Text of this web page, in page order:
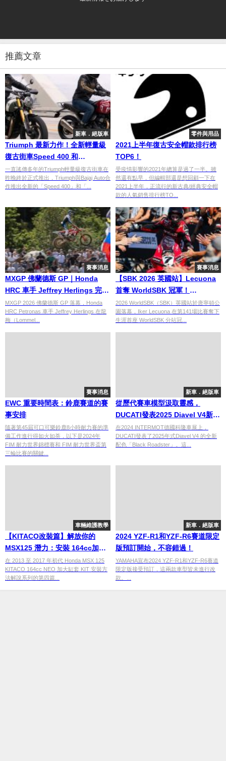
推薦文章
新車．絕版車
Triumph 最新力作！全新輕量級
復古街車Speed 400 和
Scrambler 400 X登場
一直謠傳多年的Triumph輕量級復古街車在
昨晚終於正式推出，Triumph與Bajaj Auto合
作推出全新的「Speed 400」和「...
零件與用品
2021上半年復古安全帽款排行榜
TOP6！
受疫情影響的2021年總算是過了一半。雖
然還有點早，但編輯部還是想回顧一下在
2021上半年，正流行的新古典/經典安全帽
款的人氣銷售排行榜TO...
賽事消息
MXGP 佛蘭德斯 GP｜Honda
HRC 車手 Jeffrey Herlings 完全
制霸封王！積分領先擴大至 104
分
MXGP 2026 佛蘭德斯 GP 落幕，Honda
HRC Petronas 車手 Jeffrey Herlings 在龍
梅（Lommel...
賽事消息
【SBK 2026 英國站】Lecuona
首奪 WorldSBK 冠軍！
Superpole Race摔車、BMW車
隊苦戰
2026 WorldSBK（SBK）英國站於唐寧頓公
園落幕，Iker Lecuona 在第141場比賽奪下
生涯首座 WorldSBK 分站冠...
賽事消息
EWC 重要時間表：鈴鹿賽道的賽
事安排
隨著第45屆可口可樂鈴鹿8小時耐力賽的準
備工作進行得如火如荼，以下是2024年
FIM 耐力世界錦標賽和 FIM 耐力世界盃第
三輪比賽的關鍵...
新車．絕版車
從歷代賽車模型汲取靈感，
DUCATI發表2025 Diavel V4新色
「Black Roadster」
在2024 INTERMOT德國科隆車展上，
DUCATI發表了2025年式Diavel V4 的全新
配色「Black Roadster」。這...
車輛維護教學
【KITACO改裝篇】解放你的
MSX125 潛力：安裝 164cc加大
汽缸，體驗動力飆升！
在 2013 至 2017 年初代 Honda MSX 125
KITACO 164cc NEO 加大缸套 KIT 安裝方
法解說系列的第四篇...
新車．絕版車
2024 YZF-R1和YZF-R6賽道限定
版預訂開始，不容錯過！
YAMAHA宣布2024 YZF-R1和YZF-R6賽道
限定版接受預訂，這兩款車型皆未進行改
款。...